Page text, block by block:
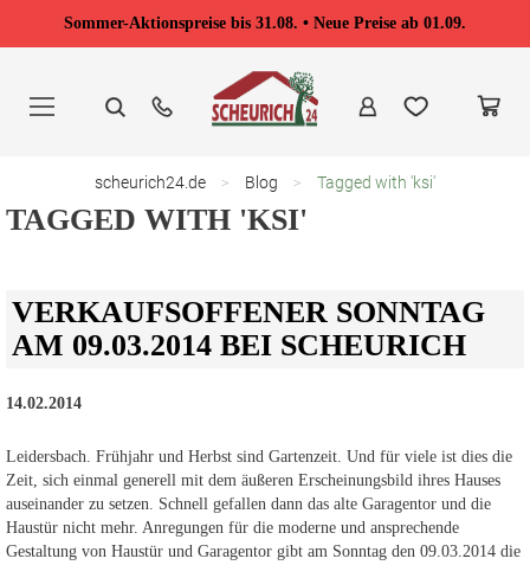
Sommer-Aktionspreise bis 31.08. • Neue Preise ab 01.09.
springen
scheurich24.de Blog Tagged with 'ksi'
TAGGED WITH 'KSI'
VERKAUFSOFFENER SONNTAG
AM 09.03.2014 BEI SCHEURICH
14.02.2014
Leidersbach. Frühjahr und Herbst sind Gartenzeit. Und für viele ist dies die
Zeit, sich einmal generell mit dem äußeren Erscheinungsbild ihres Hauses
auseinander zu setzen. Schnell gefallen dann das alte Garagentor und die
Haustür nicht mehr. Anregungen für die moderne und ansprechende
Gestaltung von Haustür und Garagentor gibt am Sonntag den 09.03.2014 die